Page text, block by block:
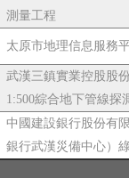
測量工程
太原市地理信息服務
武漢三鎮實業控股股
1:500綜合地下管線探
中國建設銀行股份有
銀行武漢災備中心）